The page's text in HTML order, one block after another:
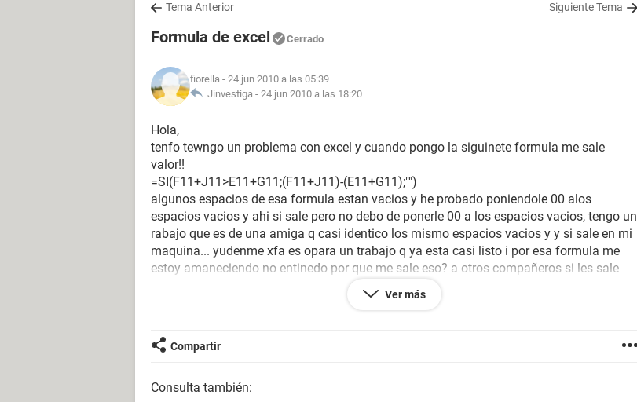
Tema Anterior Siguiente Tema
Formula de excel Cerrado
fiorella - 24 jun 2010 a las 05:39
Jinvestiga - 24 jun 2010 a las 18:20
Hola,
tenfo tewngo un problema con excel y cuando pongo la siguinete formula me sale
valor!!
=SI(F11+J11>E11+G11;(F11+J11)-(E11+G11);"")
algunos espacios de esa formula estan vacios y he probado poniendole 00 alos
espacios vacios y ahi si sale pero no debo de ponerle 00 a los espacios vacios, tengo un
rabajo que es de una amiga q casi identico los mismo espacios vacios y y si sale en mi
maquina... yudenme xfa es opara un trabajo q ya esta casi listo i por esa formula me
estoy amaneciendo no entinedo por que me sale eso? a otros compañeros si les sale
Ver más
Compartir
Consulta también: